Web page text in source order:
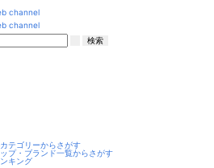
検索
テゴリーからさがす
プ・ブランド一覧からさがす
キング